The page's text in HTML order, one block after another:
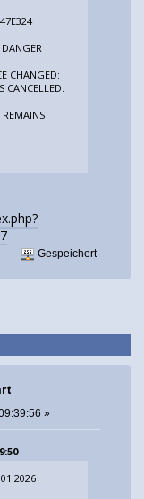
CHANGED:
CANCELLED.
REMAINS
Gespeichert
»